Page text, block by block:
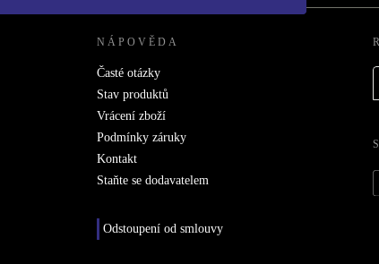
NÁPOVĚDA
Časté otázky
Stav produktů
Vrácení zboží
Podmínky záruky
Kontakt
Staňte se dodavatelem
Odstoupení od smlouvy